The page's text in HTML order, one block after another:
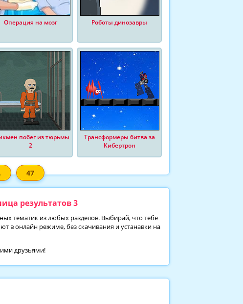
Операция на мозг Роботы динозавры
побег из тюрьмы
2
Трансформеры битва за
Кибертрон
47
результатов 3
тематик из любых разделов. Выбирай, что тебе
в онлайн режиме, без скачивания и устанавки на
друзьями!